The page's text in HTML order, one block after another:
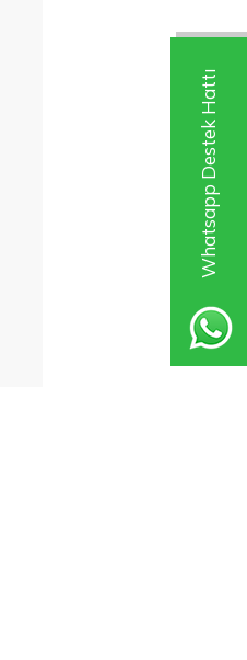
Whatsapp Destek Hattı